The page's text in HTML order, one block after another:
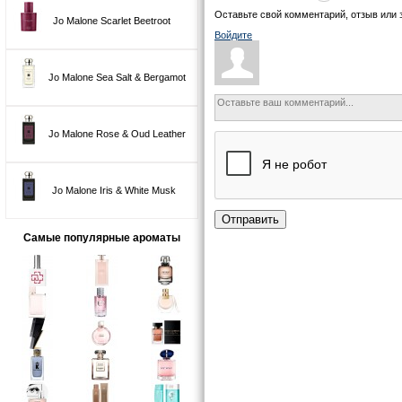
Jo Malone Scarlet Beetroot
Jo Malone Sea Salt & Bergamot
Jo Malone Rose & Oud Leather
Jo Malone Iris & White Musk
Самые популярные ароматы
Оставьте свой комментарий, отзыв или
Войдите
Отправить